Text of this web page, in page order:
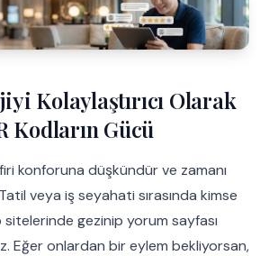
Kolaylaştırıcı Olarak
Kodların Gücü
konforuna düşkündür ve zamanı
veya iş seyahati sırasında kimse
gezinip yorum sayfası
Eğer onlardan bir eylem bekliyorsan,